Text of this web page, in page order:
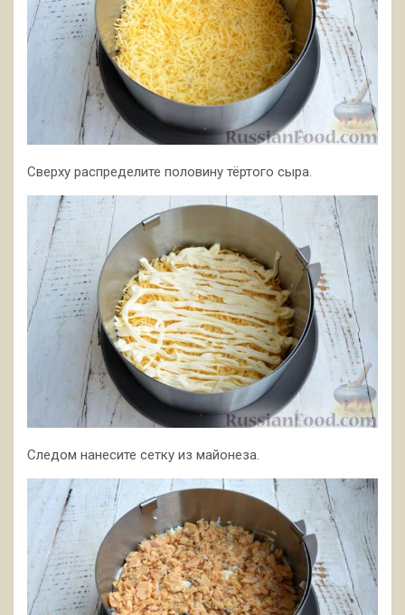
Сверху распределите половину тёртого сыра.
Следом нанесите сетку из майонеза.